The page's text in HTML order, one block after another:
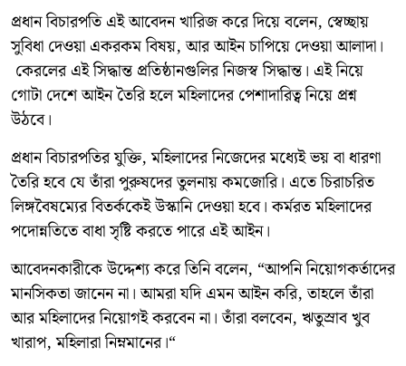
প্রধান বিচারপতি এই আবেদন খারিজ করে দিয়ে বলেন, স্বেচ্ছায়
সুবিধা দেওয়া একরকম বিষয়, আর আইন চাপিয়ে দেওয়া আলাদা।
কেরলের এই সিদ্ধান্ত প্রতিষ্ঠানগুলির নিজস্ব সিদ্ধান্ত। এই নিয়ে
গোটা দেশে আইন তৈরি হলে মহিলাদের পেশাদারিত্ব নিয়ে প্রশ্ন
উঠবে।
প্রধান বিচারপতির যুক্তি, মহিলাদের নিজেদের মধ্যেই ভয় বা ধারণা
তৈরি হবে যে তাঁরা পুরুষদের তুলনায় কমজোরি। এতে চিরাচরিত
লিঙ্গবৈষম্যের বিতর্ককেই উস্কানি দেওয়া হবে। কর্মরত মহিলাদের
পদোন্নতিতে বাধা সৃষ্টি করতে পারে এই আইন।
আবেদনকারীকে উদ্দেশ্য করে তিনি বলেন, “আপনি নিয়োগকর্তাদের
মানসিকতা জানেন না। আমরা যদি এমন আইন করি, তাহলে তাঁরা
আর মহিলাদের নিয়োগই করবেন না। তাঁরা বলবেন, ঋতুস্রাব খুব
খারাপ, মহিলারা নিম্নমানের।“